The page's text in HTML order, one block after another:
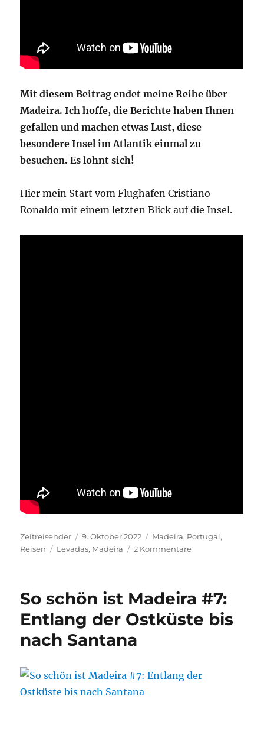
Mit diesem Beitrag endet meine Reihe über
Madeira. Ich hoffe, die Berichte haben Ihnen
gefallen und machen etwas Lust, diese
besondere Insel im Atlantik einmal zu
besuchen. Es lohnt sich!
Hier mein Start vom Flughafen Cristiano
Ronaldo mit einem letzten Blick auf die Insel.
Autor
Zeitreisender
Veröffentlicht
am
9. Oktober 2022 Kategorien
Madeira, Portugal,
Reisen
Schlagwörter
Levadas, Madeira 2 Kommentarezu
Madeira
Levada-
So schön ist Madeira #7:
Entlang der Ostküste bis
nach Santana